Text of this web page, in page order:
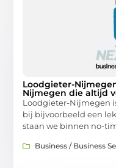
Loodgieter-
Nijmegen die altijd
Loodgieter-Nijmegen
bij bijvoorbeeld een
staan we binnen no-
Business / Business